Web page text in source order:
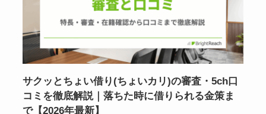
サクッとちょい借り(ちょいカリ)の審査・5ch口
コミを徹底解説｜落ちた時に借りられる金策ま
で【2026年最新】